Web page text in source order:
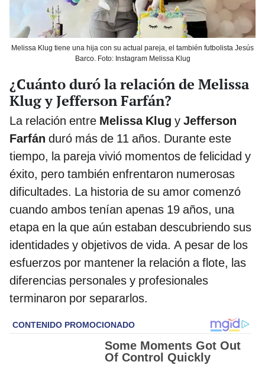
Melissa Klug tiene una hija con su actual pareja, el también futbolista Jesús
Barco. Foto: Instagram Melissa Klug
¿Cuánto duró la relación de Melissa
Klug y Jefferson Farfán?
La relación entre Melissa Klug y Jefferson
Farfán duró más de 11 años. Durante este
tiempo, la pareja vivió momentos de felicidad y
éxito, pero también enfrentaron numerosas
dificultades. La historia de su amor comenzó
cuando ambos tenían apenas 19 años, una
etapa en la que aún estaban descubriendo sus
identidades y objetivos de vida. A pesar de los
esfuerzos por mantener la relación a flote, las
diferencias personales y profesionales
terminaron por separarlos.